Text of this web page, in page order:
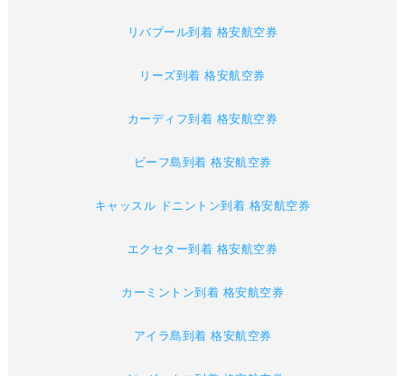
リバプール到着 格安航空券
リーズ到着 格安航空券
カーディフ到着 格安航空券
ビーフ島到着 格安航空券
キャッスル ドニントン到着 格安航空券
エクセター到着 格安航空券
カーミントン到着 格安航空券
アイラ島到着 格安航空券